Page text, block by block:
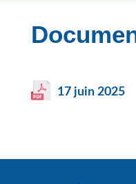
17 juin 2025